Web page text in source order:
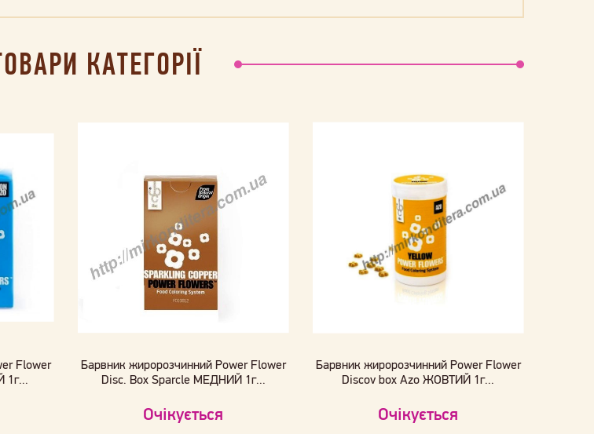
КАТЕГОРІЇ
Flower
1г...
Барвник жиророзчинний Power Flower
Disc. Box Sparcle МЕДНИЙ 1г...
Очікується
Барвник жиророзчинний Power Flower
Discov box Azo ЖОВТИЙ 1г...
Очікується